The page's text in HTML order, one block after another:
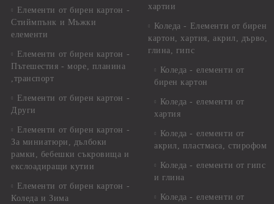
Елементи от бирен картон -
Стиймпънк и Мъжки
елементи
Елементи от бирен картон -
Пътешестия - море, планина
,транспорт
Елементи от бирен картон -
Други
Елементи от бирен картон -
За миниатюри, дълбоки
рамки, бебешки съкровища и
екслоадиращи кутии
Елементи от бирен картон -
Коледа и Зима
хартии
Коледа - Eлементи от бирен
картон, хартия, акрил, дърво,
глина, гипс
Коледа - елементи от
бирен картон
Коледа - елементи от
хартия
Коледа - елементи от
акрил, пластмаса, стирофом
Коледа - елементи от гипс
и глина
Коледа - елементи от